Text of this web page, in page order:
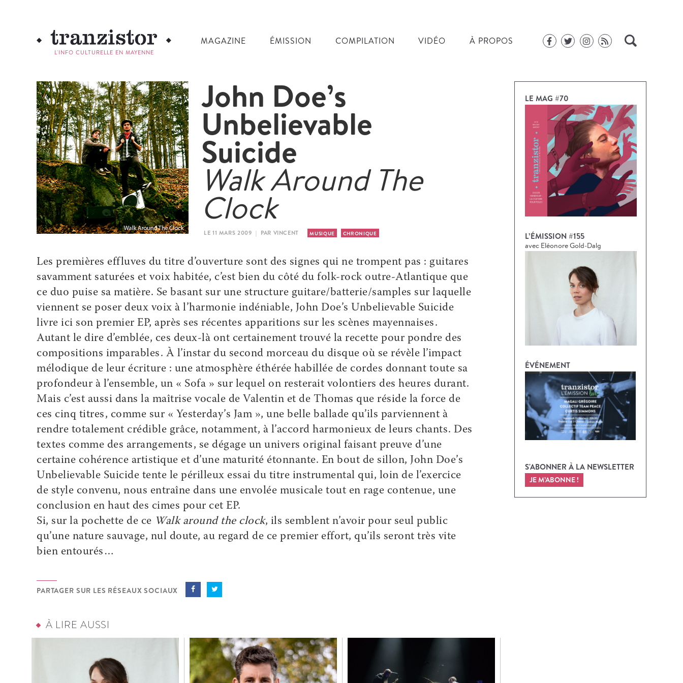
L'INFO CULTURELLE EN MAYENNE
MAGAZINE ÉMISSION COMPILATION VIDÉO À PROPOS
John Doe’s
Unbelievable
Suicide
Walk Around The
Clock
LE 11 MARS 2009 | PAR VINCENT MUSIQUE CHRONIQUE
Les premières effluves du titre d’ouverture sont des signes qui ne trompent pas : guitares
savamment saturées et voix habitée, c’est bien du côté du folk-rock outre-Atlantique que
ce duo puise sa matière. Se basant sur une structure guitare/batterie/samples sur laquelle
viennent se poser deux voix à l’harmonie indéniable, John Doe’s Unbelievable Suicide
livre ici son premier EP, après ses récentes apparitions sur les scènes mayennaises.
Autant le dire d’emblée, ces deux-là ont certainement trouvé la recette pour pondre des
compositions imparables. À l’instar du second morceau du disque où se révèle l’impact
mélodique de leur écriture : une atmosphère éthérée habillée de cordes donnant toute sa
profondeur à l’ensemble, un « Sofa » sur lequel on resterait volontiers des heures durant.
Mais c’est aussi dans la maîtrise vocale de Valentin et de Thomas que réside la force de
ces cinq titres, comme sur « Yesterday’s Jam », une belle ballade qu’ils parviennent à
rendre totalement crédible grâce, notamment, à l’accord harmonieux de leurs chants. Des
textes comme des arrangements, se dégage un univers original faisant preuve d’une
certaine cohérence artistique et d’une maturité étonnante. En bout de sillon, John Doe’s
Unbelievable Suicide tente le périlleux essai du titre instrumental qui, loin de l’exercice
de style convenu, nous entraîne dans une envolée musicale tout en rage contenue, une
conclusion en haut des cimes pour cet EP.
Si, sur la pochette de ce Walk around the clock, ils semblent n’avoir pour seul public
qu’une nature sauvage, nul doute, au regard de ce premier effort, qu’ils seront très vite
bien entourés…
PARTAGER SUR LES RÉSEAUX SOCIAUX
À LIRE AUSSI
LE MAG #70
L’ÉMISSION #155
avec Eléonore Gold-Dalg
ÉVÉNEMENT
S'ABONNER À LA NEWSLETTER
JE M’ABONNE !